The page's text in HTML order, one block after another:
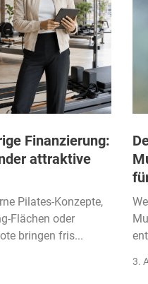
Finanzierung:
attraktive
Pilates-Konzepte,
Flächen oder
bringen fris...
3.